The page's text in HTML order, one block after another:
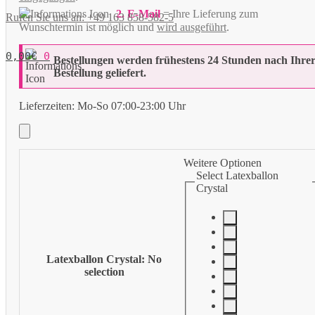
Rufen Sie uns an: +49 163 858-582-5
0,00€ 0
2. E-Mail= Ihre Lieferung zum
Wunschtermin ist möglich und wird ausgeführt.
Bestellungen werden frühestens 24 Stunden nach
Bestellung geliefert.
Lieferzeiten: Mo-So 07:00-23:00 Uhr
Latexballon Crystal: No
selection
Weitere Optionen
Select Latexballon
Crystal